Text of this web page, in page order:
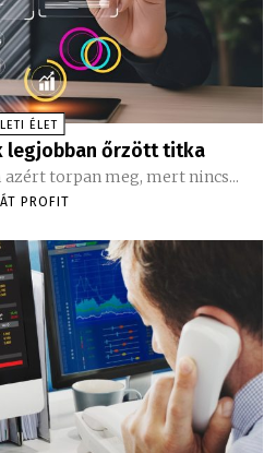
ÉLET
legjobban őrzött titka
torpan meg, mert nincs...
PROFIT